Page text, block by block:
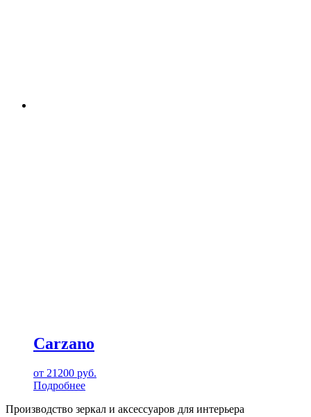
Carzano
от 21200 руб.
Подробнее
Производство зеркал и аксессуаров для интерьера